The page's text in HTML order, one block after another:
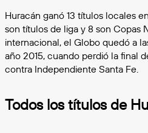
Huracán ganó 13 títulos locales
son títulos de liga y 8 son Copas
internacional, el Globo quedó a
año 2015, cuando perdió la final
contra Independiente Santa Fe.
Todos los títulos de